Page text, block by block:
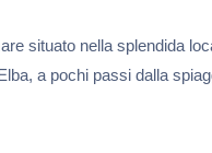
situato nella splendida
a pochi passi dalla